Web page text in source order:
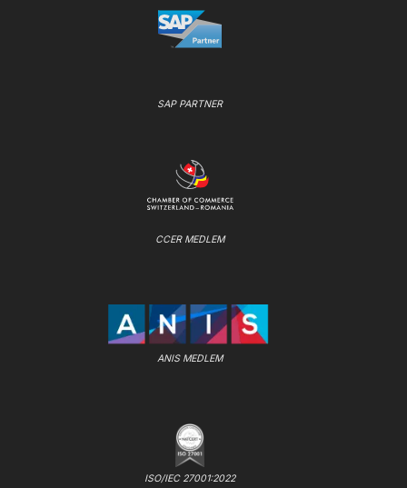
SAP PARTNER
CCER MEDLEM
ANIS MEDLEM
ISO/IEC 27001:2022